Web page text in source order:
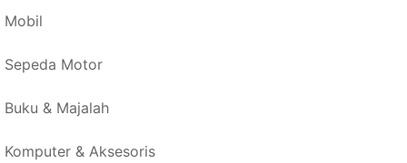
Mobil
Sepeda Motor
Buku & Majalah
Komputer & Aksesoris